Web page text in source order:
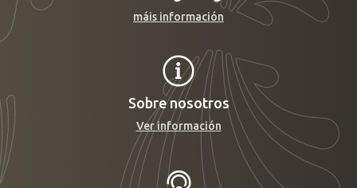
máis información
Sobre nosotros
Ver información